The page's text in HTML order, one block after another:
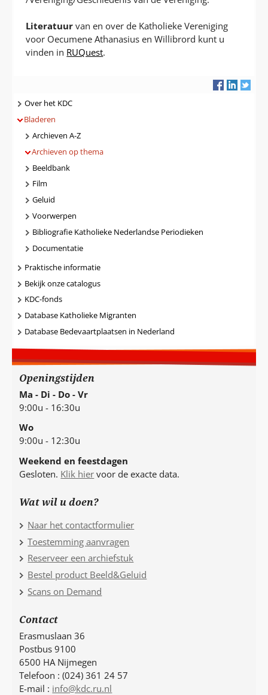
Literatuur van en over de Katholieke Vereniging
voor Oecumene Athanasius en Willibrord kunt u
vinden in RUQuest.
Navigatie
Over het KDC
Bladeren
Archieven A-Z
Archieven op thema
Beeldbank
Film
Geluid
Voorwerpen
Bibliografie Katholieke Nederlandse Periodieken
Documentatie
Praktische informatie
Bekijk onze catalogus
KDC-fonds
Database Katholieke Migranten
Database Bedevaartplaatsen in Nederland
Openingstijden
Ma - Di - Do - Vr
9:00u - 16:30u
Wo
9:00u - 12:30u
Weekend en feestdagen
Gesloten. Klik hier voor de exacte data.
Wat wil u doen?
Naar het contactformulier
Toestemming aanvragen
Reserveer een archiefstuk
Bestel product Beeld&Geluid
Scans on Demand
Contact
Erasmuslaan 36
Postbus 9100
6500 HA Nijmegen
Telefoon : (024) 361 24 57
E-mail : info@kdc.ru.nl